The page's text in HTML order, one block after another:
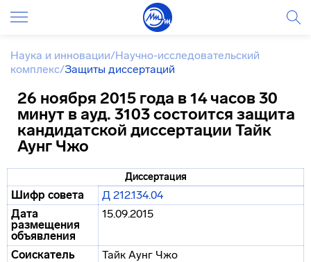
Наука и инновации/Научно-исследовательский
комплекс/Защиты диссертаций
26 ноября 2015 года в 14 часов 30
минут в ауд. 3103 состоится защита
кандидатской диссертации Тайк
Аунг Чжо
Диссертация
Шифр совета
Д 212.134.04
Дата
размещения
объявления
15.09.2015
Соискатель
Тайк Аунг Чжо